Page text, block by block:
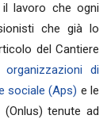
lavoro che ogni
che già lo
del Cantiere
organizzazioni di
sociale (Aps) e le
tenute ad